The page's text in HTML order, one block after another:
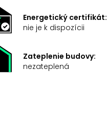
Energetický certifikát:
nie je k dispozícii
Zateplenie budovy:
nezateplená